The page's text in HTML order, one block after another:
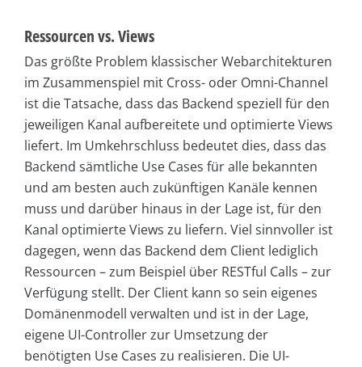
Ressourcen vs. Views
Das größte Problem klassischer Webarchitekturen
im Zusammenspiel mit Cross- oder Omni-Channel
ist die Tatsache, dass das Backend speziell für den
jeweiligen Kanal aufbereitete und optimierte Views
liefert. Im Umkehrschluss bedeutet dies, dass das
Backend sämtliche Use Cases für alle bekannten
und am besten auch zukünftigen Kanäle kennen
muss und darüber hinaus in der Lage ist, für den
Kanal optimierte Views zu liefern. Viel sinnvoller ist
dagegen, wenn das Backend dem Client lediglich
Ressourcen – zum Beispiel über RESTful Calls – zur
Verfügung stellt. Der Client kann so sein eigenes
Domänenmodell verwalten und ist in der Lage,
eigene UI-Controller zur Umsetzung der
benötigten Use Cases zu realisieren. Die UI-